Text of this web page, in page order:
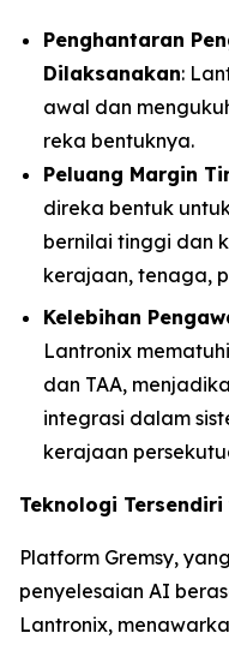
Penghantaran
Dilaksanakan:
awal dan
reka bentuknya.
Peluang Margin
direka bentuk
bernilai tinggi dan
kerajaan, tenaga,
Kelebihan
Lantronix
dan TAA,
integrasi dalam
kerajaan
Teknologi
Platform Gremsy,
penyelesaian AI
Lantronix,